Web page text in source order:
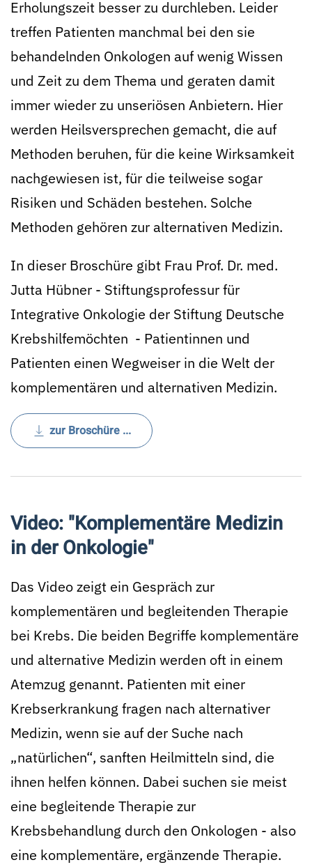
Erholungszeit besser zu durchleben. Leider
treffen Patienten manchmal bei den sie
behandelnden Onkologen auf wenig Wissen
und Zeit zu dem Thema und geraten damit
immer wieder zu unseriösen Anbietern. Hier
werden Heilsversprechen gemacht, die auf
Methoden beruhen, für die keine Wirksamkeit
nachgewiesen ist, für die teilweise sogar
Risiken und Schäden bestehen. Solche
Methoden gehören zur alternativen Medizin.
In dieser Broschüre gibt Frau Prof. Dr. med.
Jutta Hübner - Stiftungsprofessur für
Integrative Onkologie der Stiftung Deutsche
Krebshilfemöchten - Patientinnen und
Patienten einen Wegweiser in die Welt der
komplementären und alternativen Medizin.
zur Broschüre ...
Video: "Komplementäre Medizin
in der Onkologie"
Das Video zeigt ein Gespräch zur
komplementären und begleitenden Therapie
bei Krebs. Die beiden Begriffe komplementäre
und alternative Medizin werden oft in einem
Atemzug genannt. Patienten mit einer
Krebserkrankung fragen nach alternativer
Medizin, wenn sie auf der Suche nach
„natürlichen“, sanften Heilmitteln sind, die
ihnen helfen können. Dabei suchen sie meist
eine begleitende Therapie zur
Krebsbehandlung durch den Onkologen - also
eine komplementäre, ergänzende Therapie.